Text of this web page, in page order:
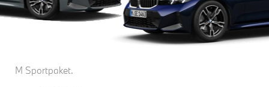
M Sportpaket.